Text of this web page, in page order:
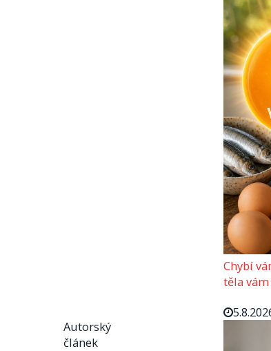
Autorský
článek
Chybí
těla